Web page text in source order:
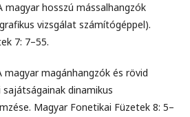
magyar hosszú mássalhangzók
vizsgálat számítógéppel).
7: 7–55.
magyar magánhangzók és rövid
dinamikus
Magyar Fonetikai Füzetek 8: 5–